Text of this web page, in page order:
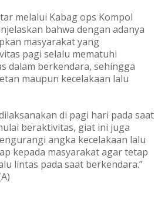
melalui Kabag ops Kompol
bahwa dengan adanya
masyarakat yang
pagi selalu mematuhi
dalam berkendara, sehingga
maupun kecelakaan lalu
di pagi hari pada saat
beraktivitas, giat ini juga
angka kecelakaan lalu
kepada masyarakat agar tetap
lintas pada saat berkendara.”